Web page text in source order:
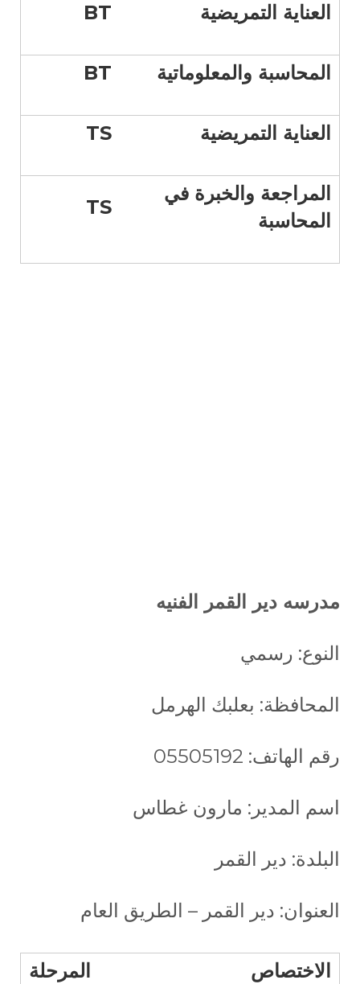
BT العناية التمريضية
BT المحاسبة والمعلوماتية
TS العناية التمريضية
TS
المراجعة والخبرة في
المحاسبة
مدرسه دير القمر الفنيه
النوع: رسمي
المحافظة: بعلبك الهرمل
رقم الهاتف: 05505192
اسم المدير: مارون غطاس
البلدة: دير القمر
العنوان: دير القمر – الطريق العام
المرحلة الاختصاص